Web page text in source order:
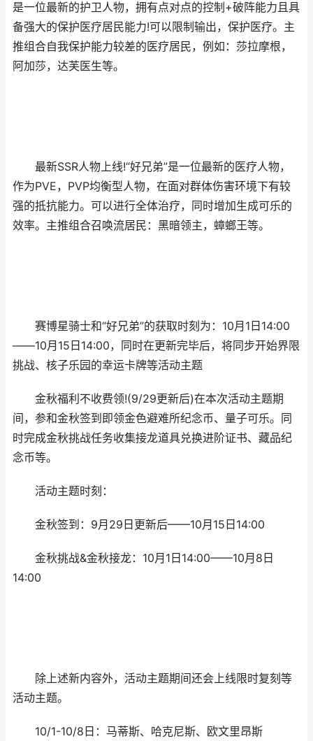
是一位最新的护卫人物，拥有点对点的控制+破阵能力且具
备强大的保护医疗居民能力!可以限制输出，保护医疗。主
推组合自我保护能力较差的医疗居民，例如：莎拉摩根，
阿加莎，达芙医生等。
最新SSR人物上线!“好兄弟”是一位最新的医疗人物，
作为PVE，PVP均衡型人物，在面对群体伤害环境下有较
强的抵抗能力。可以进行全体治疗，同时增加生成可乐的
效率。主推组合召唤流居民：黑暗领主，蟑螂王等。
赛博星骑士和“好兄弟”的获取时刻为：10月1日14:00
——10月15日14:00，同时在更新完毕后，将同步开始界限
挑战、核子乐园的幸运卡牌等活动主题
金秋福利不收费领!(9/29更新后)在本次活动主题期
间，参和金秋签到即领金色避难所纪念币、量子可乐。同
时完成金秋挑战任务收集接龙道具兑换进阶证书、藏品纪
念币等。
活动主题时刻：
金秋签到：9月29日更新后——10月15日14:00
金秋挑战&金秋接龙：10月1日14:00——10月8日
14:00
除上述新内容外，活动主题期间还会上线限时复刻等
活动主题。
10/1-10/8日：马蒂斯、哈克尼斯、欧文里昂斯